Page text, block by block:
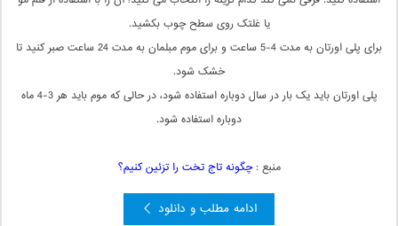
یا غلتک روی سطح چوب بکشید.
برای پلی اورتان به مدت 4-5 ساعت و برای موم مبلمان به مدت 24 ساعت صبر کنید تا
خشک شود.
پلی اورتان باید یک بار در سال دوباره استفاده شود، در حالی که موم باید هر 3-4 ماه
دوباره استفاده شود.
منبع :چگونه تاج تخت را تزئین کنیم؟
ادامه مطلب و دانلود